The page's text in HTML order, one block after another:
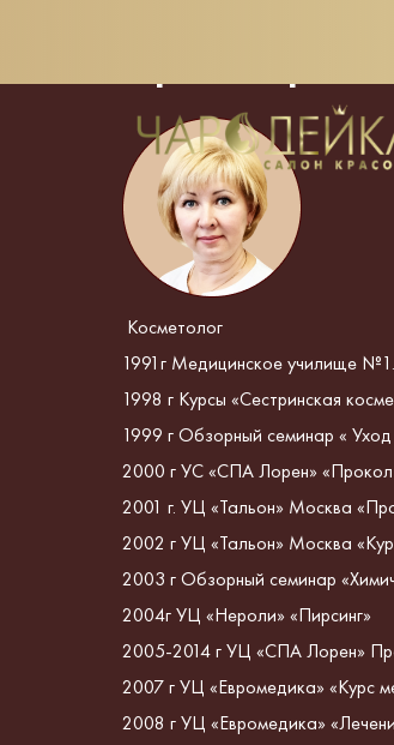
Косметолог
1991г Медицинское училище
1998 г Курсы «Сестринская
1999 г Обзорный семинар «
2000 г УС «СПА Лорен»
2001 г. УЦ «Тальон» Москва
2002 г УЦ «Тальон» Москва
2003 г Обзорный семинар
2004г УЦ «Нероли» «Пирсинг»
2005-2014 г УЦ «СПА Лорен»
2007 г УЦ «Евромедика» «Курс
2008 г УЦ «Евромедика»